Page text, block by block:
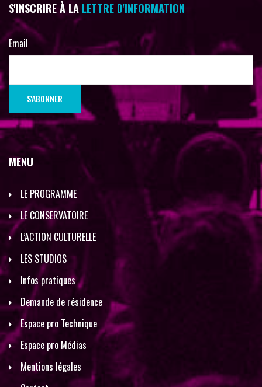
S'INSCRIRE À LA LETTRE D'INFORMATION
Email
MENU
LE PROGRAMME
LE CONSERVATOIRE
L’ACTION CULTURELLE
LES STUDIOS
Infos pratiques
Demande de résidence
Espace pro Technique
Espace pro Médias
Mentions légales